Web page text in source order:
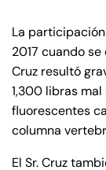
La
2017 cuando
Cruz resultó
1,300 libras
fluorescentes
columna
El Sr. Cruz